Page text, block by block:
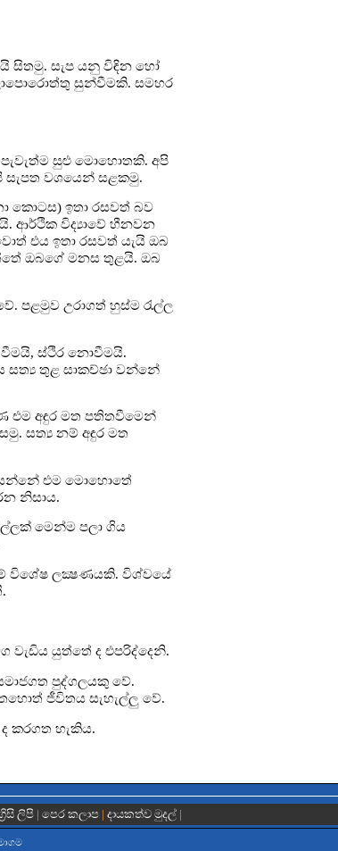
සිතමු. සැප යනු විඳින හෝ
සුන්වීමකි. සමහර
සුළු මොහොතකි. අපි
සැපත වශයෙන් සළකමු.
කොටස) ඉතා රසවත් බව
ආර්ථික විද්‍යාවේ හීනවන
එය ඉතා රසවත් යැයි ඔබ
ඔබගේ මනස තුළයි. ඔබ
පළමුව උරාගත් හුස්ම රැල්ල
වීමයි, ස්ථිර නොවීමයි.
සත්‍ය තුළ සාකච්ඡා වන්නේ
එම අඳුර මත පතිතවීමෙන්
සත්‍ය නම් අඳුර මත
එම මොහොතේ
නිසාය.
මෙන්ම පලා ගිය
විශේෂ ලක්‍ෂණයකි. විශ්වයේ
වැඩිය යුත්තේ ද එපරිද්දෙනි.
පුද්ගලයකු වේ.
ජීවිතය සැහැල්ලු වේ.
කරගත හැකිය.
ලිපි | පෙර කලාප | දායකත්ව මුදල් |